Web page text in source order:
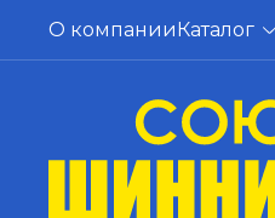
О компанииКаталог